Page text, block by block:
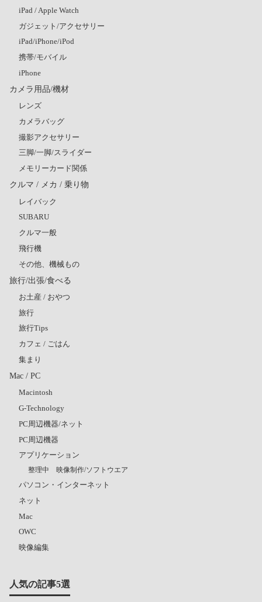
iPad / Apple Watch
ガジェット/アクセサリー
iPad/iPhone/iPod
携帯/モバイル
iPhone
カメラ用品/機材
レンズ
カメラバッグ
撮影アクセサリー
三脚/一脚/スライダー
メモリーカード関係
クルマ / メカ / 乗り物
レイバック
SUBARU
クルマ一般
飛行機
その他、機械もの
旅行/出張/食べる
お土産 / おやつ
旅行
旅行Tips
カフェ / ごはん
集まり
Mac / PC
Macintosh
G-Technology
PC周辺機器/ネット
PC周辺機器
アプリケーション
整理中 映像制作/ソフトウエア
パソコン・インターネット
ネット
Mac
OWC
映像編集
人気の記事5選